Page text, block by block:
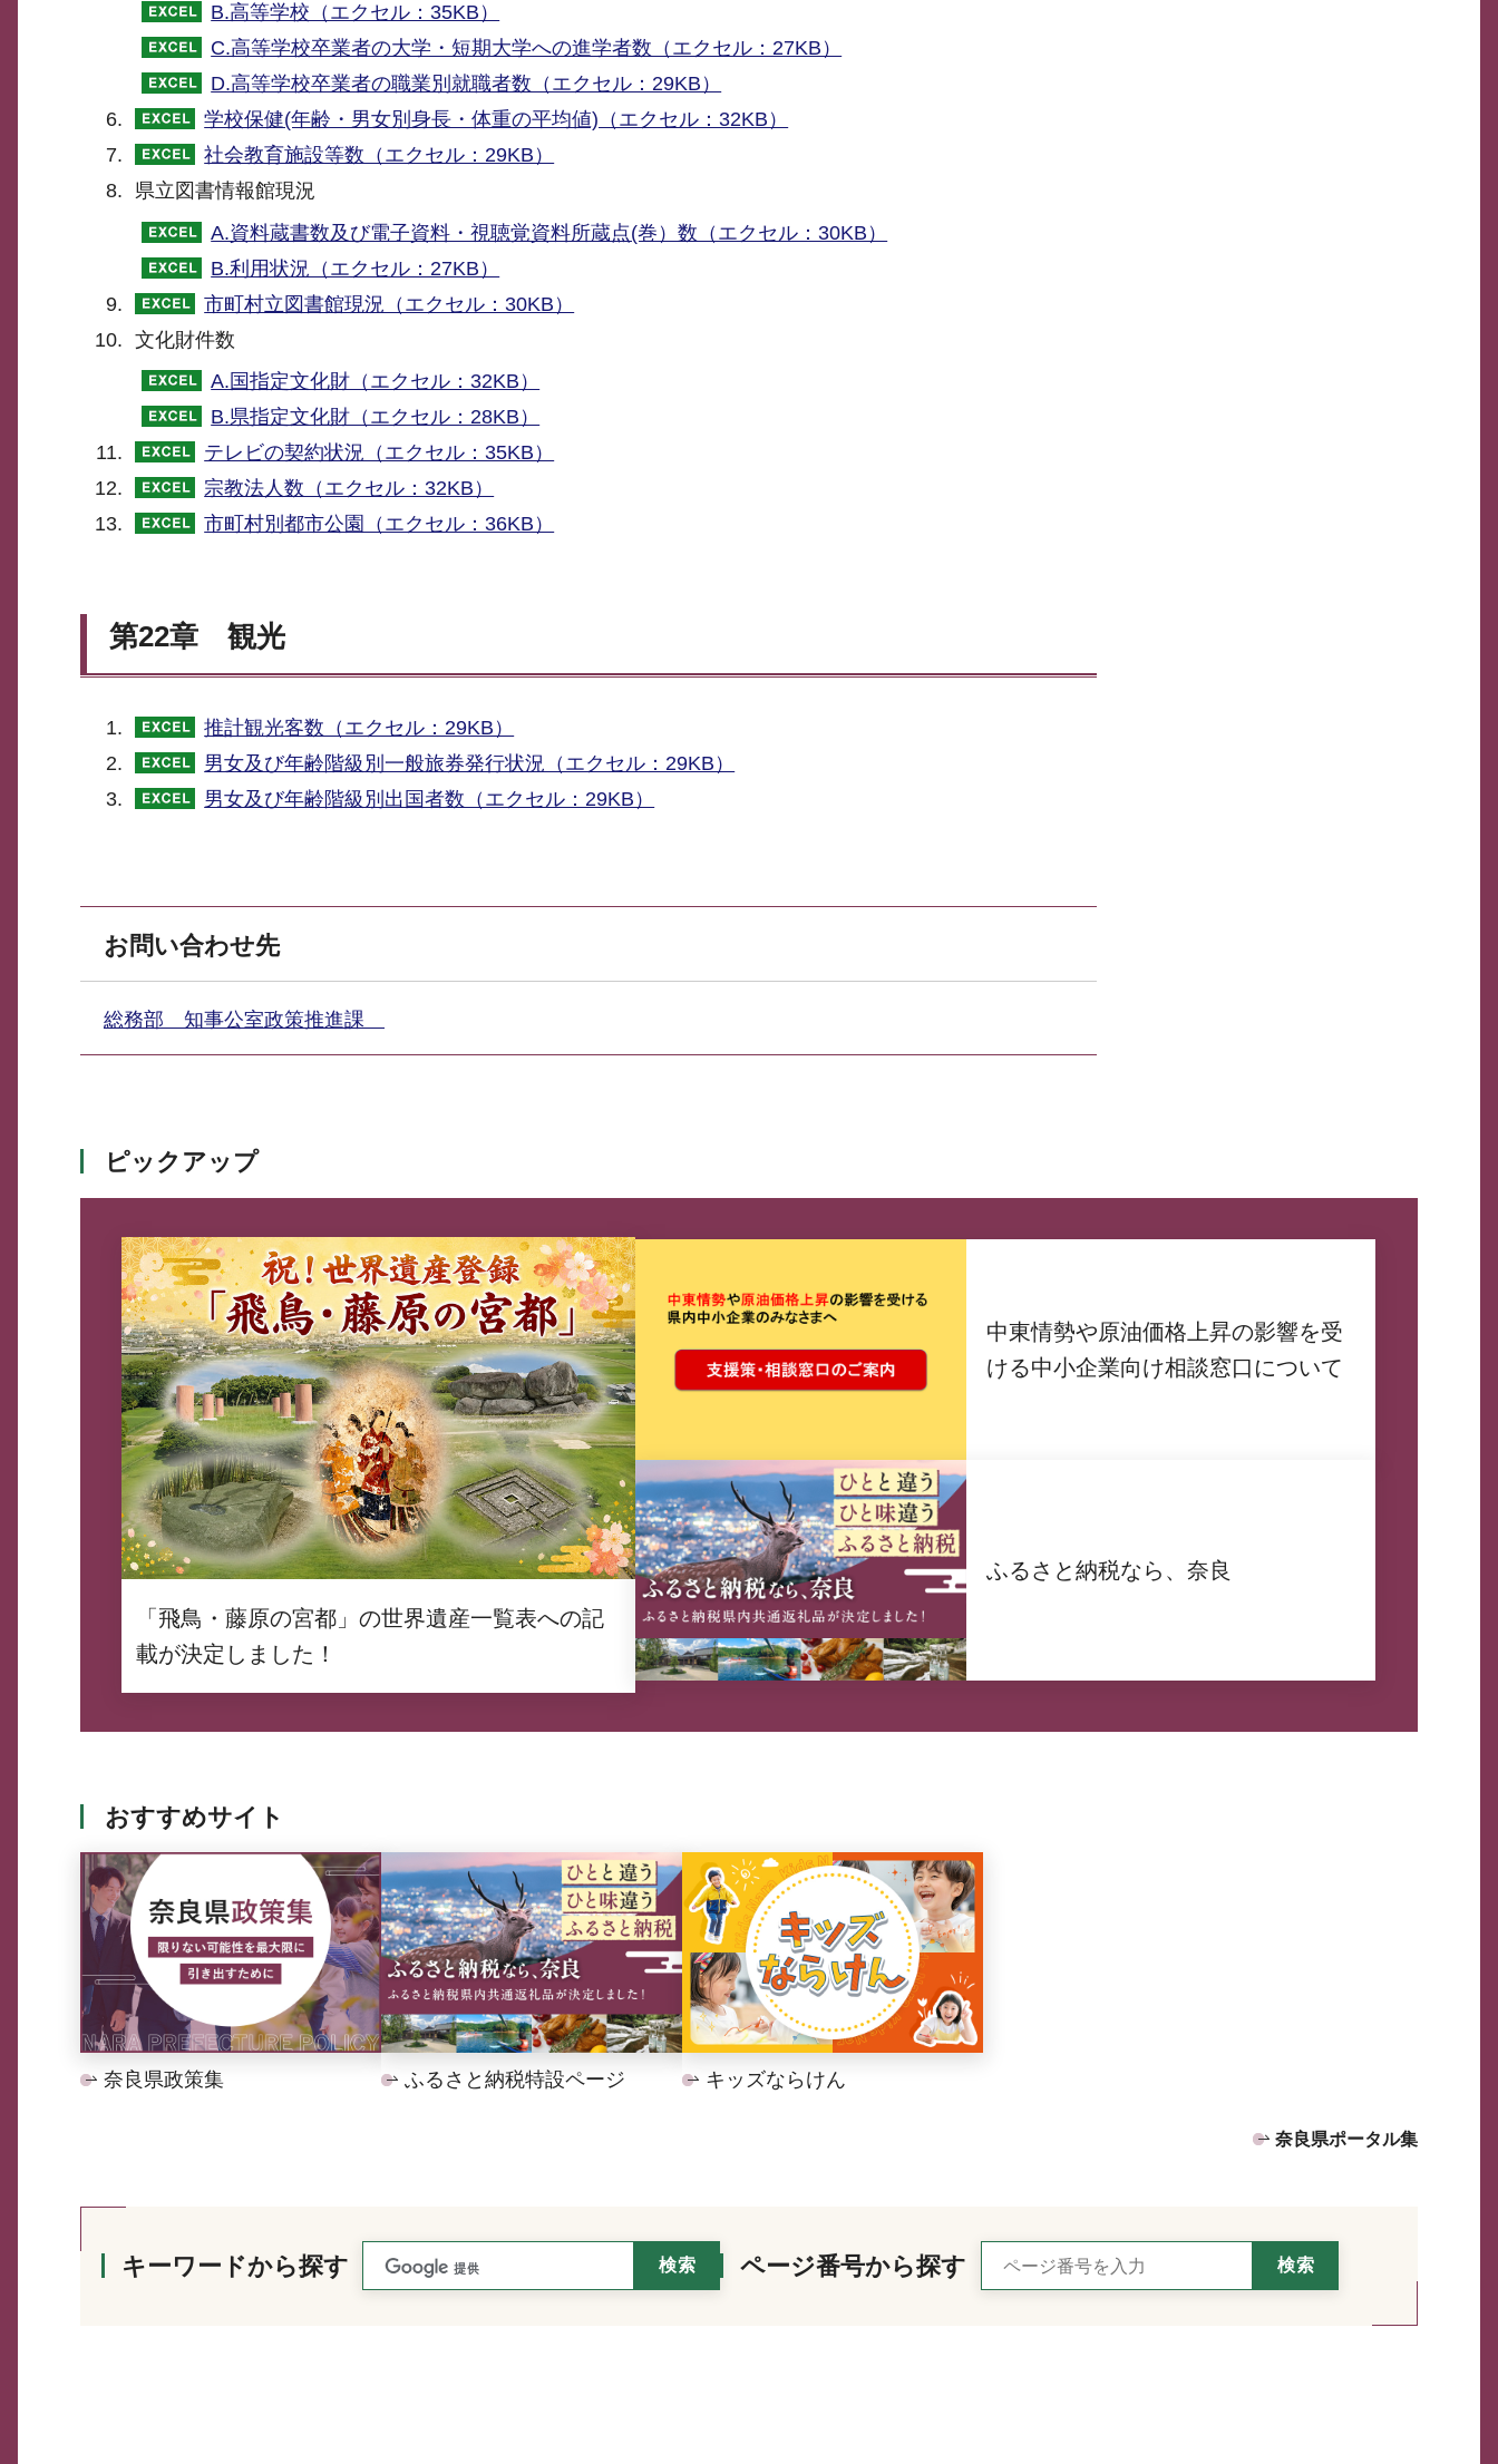
B.高等学校（エクセル：35KB）
C.高等学校卒業者の大学・短期大学への進学者数（エクセル：27KB）
D.高等学校卒業者の職業別就職者数（エクセル：29KB）
学校保健(年齢・男女別身長・体重の平均値)（エクセル：32KB）
社会教育施設等数（エクセル：29KB）
県立図書情報館現況
A.資料蔵書数及び電子資料・視聴覚資料所蔵点(巻）数（エクセル：30KB）
B.利用状況（エクセル：27KB）
市町村立図書館現況（エクセル：30KB）
文化財件数
A.国指定文化財（エクセル：32KB）
B.県指定文化財（エクセル：28KB）
テレビの契約状況（エクセル：35KB）
宗教法人数（エクセル：32KB）
市町村別都市公園（エクセル：36KB）
第22章 観光
推計観光客数（エクセル：29KB）
男女及び年齢階級別一般旅券発行状況（エクセル：29KB）
男女及び年齢階級別出国者数（エクセル：29KB）
お問い合わせ先
総務部 知事公室政策推進課
ピックアップ
「飛鳥・藤原の宮都」の世界遺産一覧表への記
載が決定しました！
中東情勢や原油価格上昇の影響を受
ける中小企業向け相談窓口について
ふるさと納税なら、奈良
おすすめサイト
奈良県政策集 ふるさと納税特設ページ キッズならけん
奈良県ポータル集
キーワードから探す ページ番号から探す